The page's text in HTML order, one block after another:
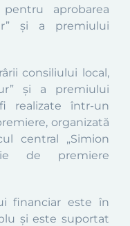
aprobarea
și a premiului
consiliului local,
și a premiului
realizate într-un
organizată
central „Simion
de premiere
financiar este în
și este suportat